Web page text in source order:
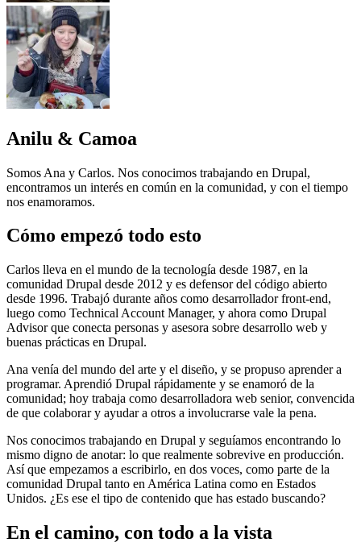
Imagen
Anilu & Camoa
Somos Ana y Carlos. Nos conocimos trabajando en Drupal,
encontramos un interés en común en la comunidad, y con el tiempo
nos enamoramos.
Cómo empezó todo esto
Carlos lleva en el mundo de la tecnología desde 1987, en la
comunidad Drupal desde 2012 y es defensor del código abierto
desde 1996. Trabajó durante años como desarrollador front-end,
luego como Technical Account Manager, y ahora como Drupal
Advisor que conecta personas y asesora sobre desarrollo web y
buenas prácticas en Drupal.
Ana venía del mundo del arte y el diseño, y se propuso aprender a
programar. Aprendió Drupal rápidamente y se enamoró de la
comunidad; hoy trabaja como desarrolladora web senior, convencida
de que colaborar y ayudar a otros a involucrarse vale la pena.
Nos conocimos trabajando en Drupal y seguíamos encontrando lo
mismo digno de anotar: lo que realmente sobrevive en producción.
Así que empezamos a escribirlo, en dos voces, como parte de la
comunidad Drupal tanto en América Latina como en Estados
Unidos. ¿Es ese el tipo de contenido que has estado buscando?
En el camino, con todo a la vista